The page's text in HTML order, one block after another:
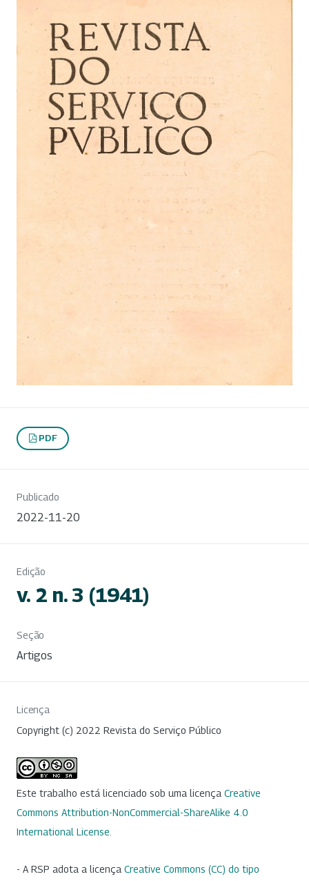
PDF
Publicado
2022-11-20
Edição
v. 2 n. 3 (1941)
Seção
Artigos
Licença
Copyright (c) 2022 Revista do Serviço Público
Este trabalho está licenciado sob uma licença Creative
Commons Attribution-NonCommercial-ShareAlike 4.0
International License
- A RSP adota a licença Creative Commons (CC) do tipo